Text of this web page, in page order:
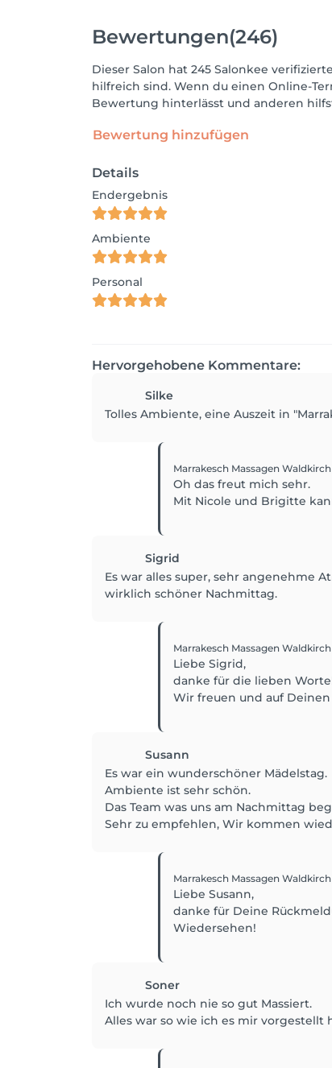
Bewertungen(246)
Dieser Salon hat 245 Salonkee
hilfreich sind. Wenn du einen Online-
Bewertung hinterlässt und anderen
Bewertung hinzufügen
Details
Endergebnis
Ambiente
Personal
Hervorgehobene Kommentare:
Silke
Tolles Ambiente, eine Auszeit in
Marrakesch Massagen Waldkirch
Oh das freut mich sehr.
Mit Nicole und Brigitte
Sigrid
Es war alles super, sehr angenehme
wirklich schöner Nachmittag.
Marrakesch Massagen Waldkirch
Liebe Sigrid,
danke für die lieben
Wir freuen und auf
Susann
Es war ein wunderschöner Mädelstag.
Ambiente ist sehr schön.
Das Team was uns am Nachmittag
Sehr zu empfehlen, Wir kommen
Marrakesch Massagen Waldkirch
Liebe Susann,
danke für Deine
Wiedersehen!
Soner
Ich wurde noch nie so gut Massiert.
Alles war so wie ich es mir vorgestellt